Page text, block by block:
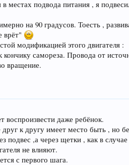
подвода питания , я
на 90 градусов. Тоесть ,
врёт"
модификацией этого двигателя :
самореза. Провода от
вращение.
воспроизвести даже ребёнок.
к другу имеет место быть , но
,а через щетки , как в
не влияют.
с первого шага.